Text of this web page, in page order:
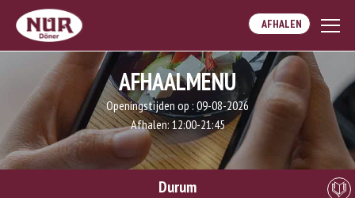
AFHALEN
AFHAALMENU
Openingstijden op : 09-08-2026
Afhalen: 12:00-21:45
Durum